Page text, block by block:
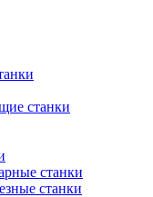
станки
станки
станки